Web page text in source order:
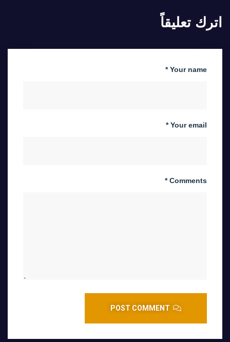
اترك تعليقاً
Your name *
Your email *
Comments *